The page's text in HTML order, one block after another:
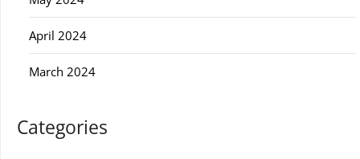
April 2024
March 2024
Categories